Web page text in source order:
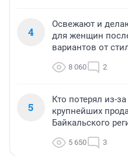
4
Освежают и
для женщин
вариантов от
8 060 2
5
Кто потерял из-
крупнейших
Байкальского
5 650 3